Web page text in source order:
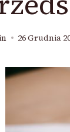
26 Grudnia